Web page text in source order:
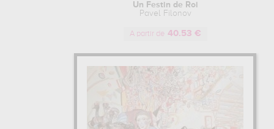
Un Festin de Roi
Pavel Filonov
A partir de 40.53 €